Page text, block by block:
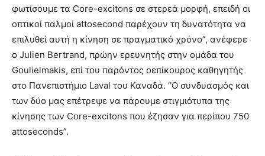
φωτίσουμε τα Core-excitons σε στερεά μορφή, επειδή οι
οπτικοί παλμοί attosecond παρέχουν τη δυνατότητα να
επιλυθεί αυτή η κίνηση σε πραγματικό χρόνο”, ανέφερε
ο Julien Bertrand, πρώην ερευνητής στην ομάδα του
Goulielmakis, επί του παρόντος οεπίκουρος καθηγητής
στο Πανεπιστήμιο Laval του Καναδά. “Ο συνδυασμός και
των δύο μας επέτρεψε να πάρουμε στιγμιότυπα της
κίνησης των Core-excitons που έζησαν για περίπου 750
attoseconds”.